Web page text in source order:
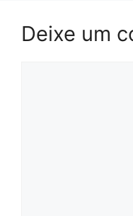
Deixe um